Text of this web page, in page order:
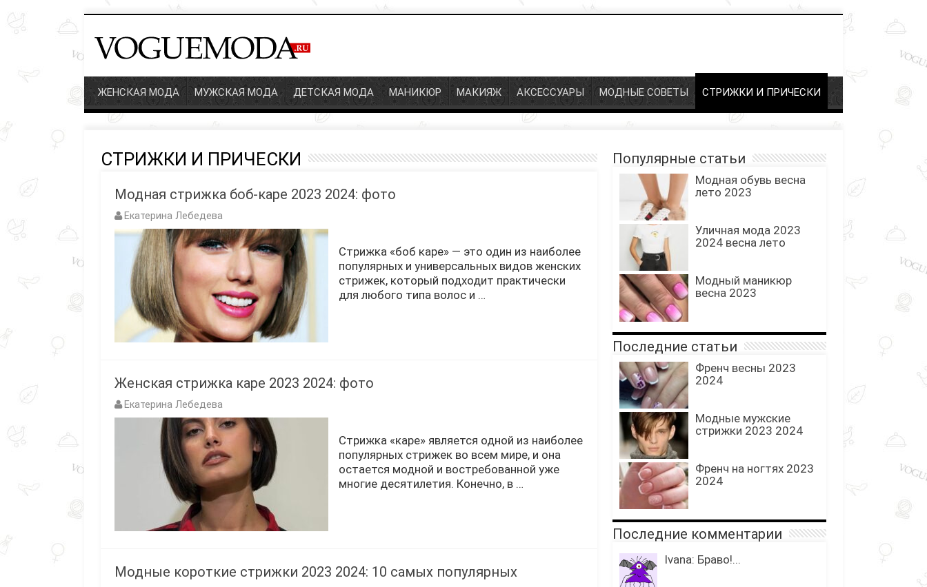
ЖЕНСКАЯ МОДА МУЖСКАЯ МОДА ДЕТСКАЯ МОДА МАНИКЮР МАКИЯЖ АКСЕССУАРЫ МОДНЫЕ СОВЕТЫ СТРИЖКИ И ПРИЧЕСКИ
СТРИЖКИ И ПРИЧЕСКИ
Модная стрижка боб-каре 2023 2024: фото
Екатерина Лебедева
Стрижка «боб каре» — это один из наиболее
популярных и универсальных видов женских
стрижек, который подходит практически
для любого типа волос и …
Женская стрижка каре 2023 2024: фото
Екатерина Лебедева
Стрижка «каре» является одной из наиболее
популярных стрижек во всем мире, и она
остается модной и востребованной уже
многие десятилетия. Конечно, в …
Модные короткие стрижки 2023 2024: 10 самых популярных
Популярные статьи
Модная обувь весна
лето 2023
Уличная мода 2023
2024 весна лето
Модный маникюр
весна 2023
Последние статьи
Френч весны 2023
2024
Модные мужские
стрижки 2023 2024
Френч на ногтях 2023
2024
Последние комментарии
Ivana: Браво!...